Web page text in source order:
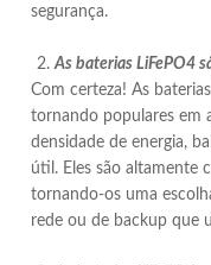
segurança.
As baterias LiFePO4
Com certeza! As
tornando populares em
densidade de energia,
útil. Eles são altamente
tornando-os uma
rede ou de backup que